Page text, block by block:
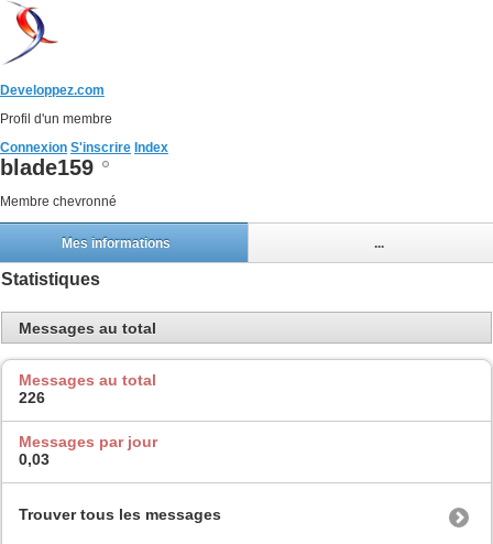
Developpez.com
Profil d'un membre
Connexion S'inscrire Index
blade159
Membre chevronné
Mes informations ...
Statistiques
Messages au total
Messages au total
226
Messages par jour
0,03
Trouver tous les messages